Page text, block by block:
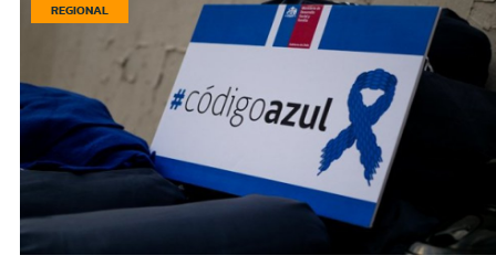
REGIONAL